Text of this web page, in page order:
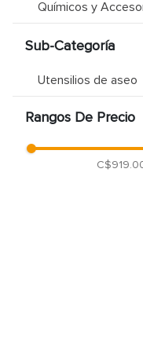
Químicos y
Sub-Categoría
Utensilios de aseo
Rangos De Precio
9.